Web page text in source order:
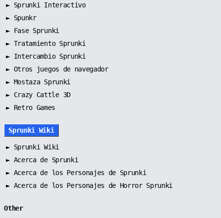
► Sprunki Interactivo
► Spunkr
► Fase Sprunki
► Tratamiento Sprunki
► Intercambio Sprunki
► Otros juegos de navegador
► Mostaza Sprunki
► Crazy Cattle 3D
► Retro Games
Sprunki Wiki
► Sprunki Wiki
► Acerca de Sprunki
► Acerca de los Personajes de Sprunki
► Acerca de los Personajes de Horror Sprunki
Other